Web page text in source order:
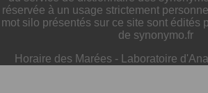
réservée à un usage strictement
mot silo présentés sur ce site sont édités
de synonymo.fr
Horaire des Marées - Laboratoire